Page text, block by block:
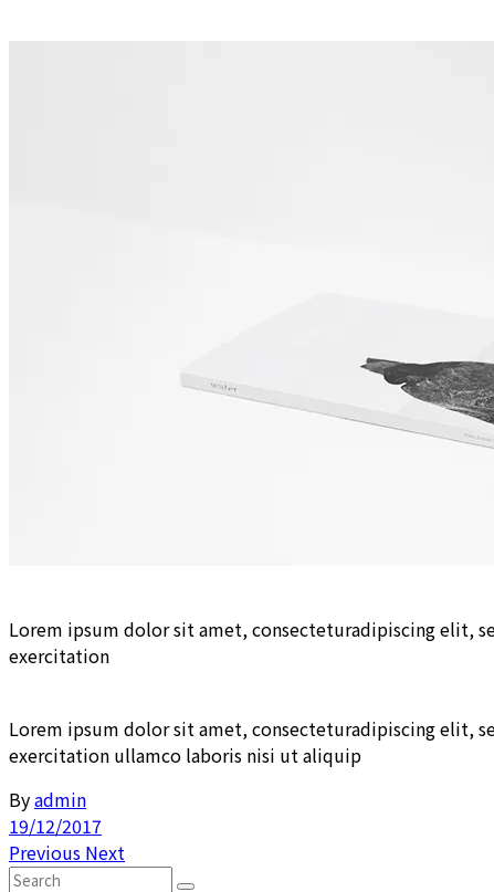
Lorem ipsum dolor sit amet, consecteturadipiscing elit,
exercitation
Lorem ipsum dolor sit amet, consecteturadipiscing elit,
exercitation ullamco laboris nisi ut aliquip
Byadmin
19/12/2017
Previous Next
Search